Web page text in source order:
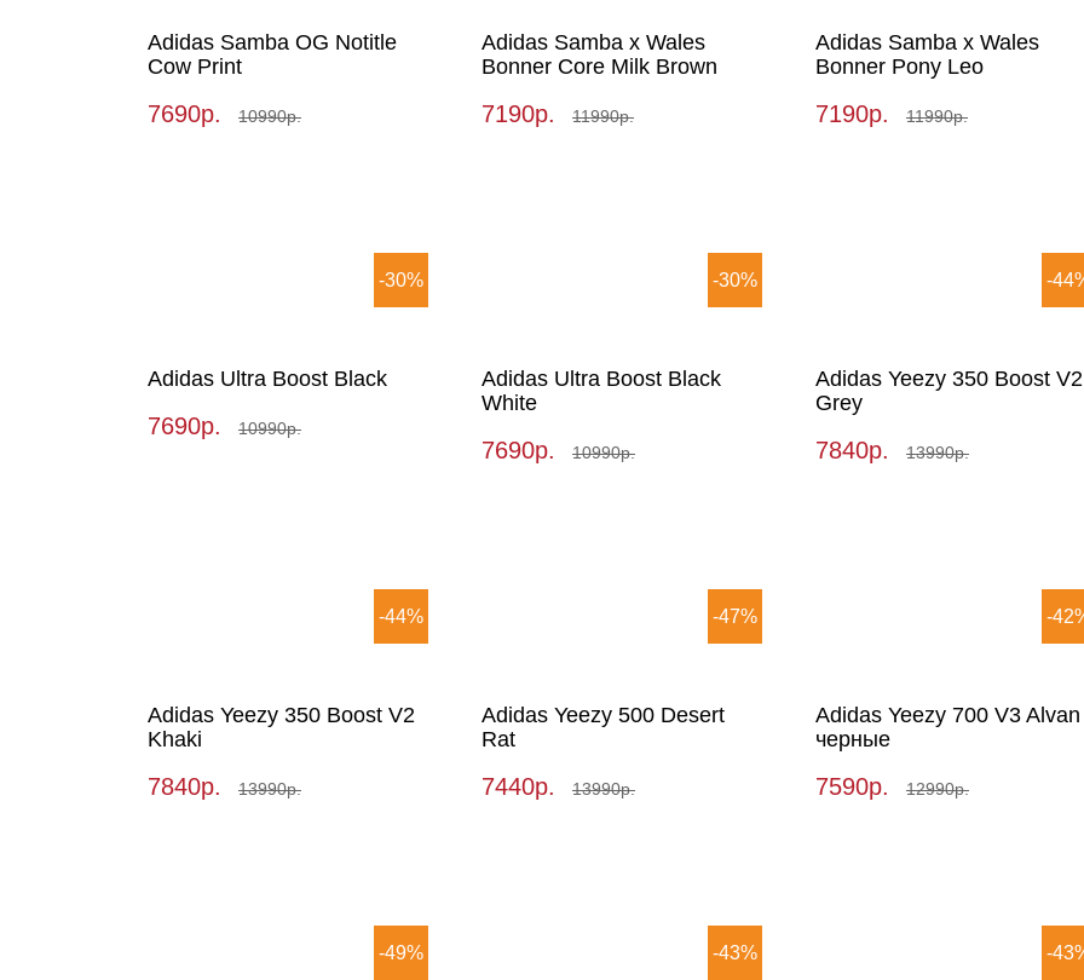
Adidas Samba OG Notitle
Cow Print
7690р. 10990р.
Adidas Samba x Wales
Bonner Core Milk Brown
7190р. 11990р.
Adidas Samba x Wales
Bonner Pony Leo
7190р. 11990р.
-30%
Adidas Ultra Boost Black
7690р. 10990р.
-30%
Adidas Ultra Boost Black
White
7690р. 10990р.
-
Adidas Yeezy 350 Boost V2
Grey
7840р. 13990р.
-44%
Adidas Yeezy 350 Boost V2
Khaki
7840р. 13990р.
-47%
Adidas Yeezy 500 Desert
Rat
7440р. 13990р.
-
Adidas Yeezy 700 V3 Alvan
черные
7590р. 12990р.
-49% -43% -